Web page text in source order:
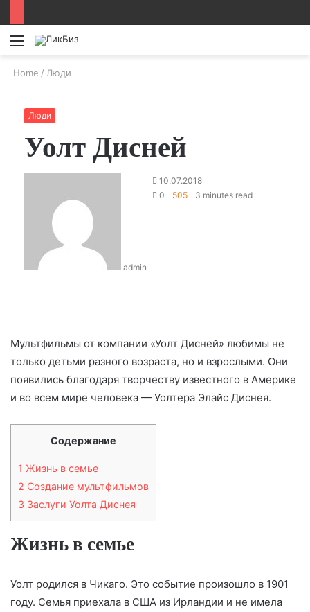
Menu
Home / Люди
Люди
Уолт Дисней
admin
10.07.2018
0
505 3 minutes read
Мультфильмы от компании «Уолт Дисней» любимы не
только детьми разного возраста, но и взрослыми. Они
появились благодаря творчеству известного в Америке
и во всем мире человека — Уолтера Элайс Диснея.
Содержание
1 Жизнь в семье
2 Создание мультфильмов
3 Заслуги Уолта Диснея
Жизнь в семье
Уолт родился в Чикаго. Это событие произошло в 1901
году. Семья приехала в США из Ирландии и не имела